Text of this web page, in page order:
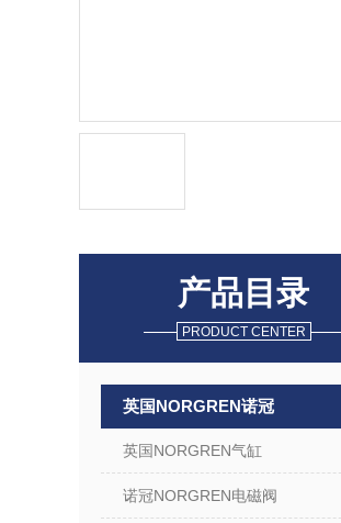
产品目录
PRODUCT CENTER
英国NORGREN诺冠
英国NORGREN气缸
诺冠NORGREN电磁阀